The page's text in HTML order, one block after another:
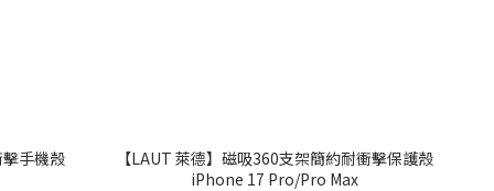
手機殼
【LAUT 萊德】磁吸360支架簡約耐衝擊保護殼
iPhone 17 Pro/Pro Max